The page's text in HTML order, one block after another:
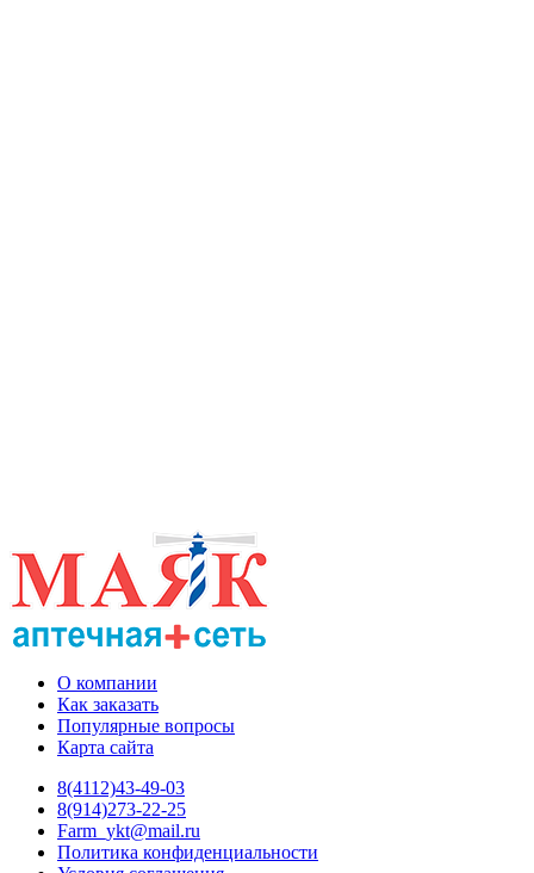
О компании
Как заказать
Популярные вопросы
Карта сайта
8(4112)43-49-03
8(914)273-22-25
Farm_ykt@mail.ru
Политика конфиденциальности